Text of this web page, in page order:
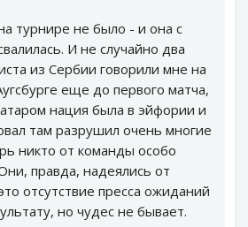
турнире не было - и она с
И не случайно два
из Сербии говорили мне на
еще до первого матча,
нация была в эйфории и
там разрушил очень многие
никто от команды особо
правда, надеялись от
отсутствие пресса ожиданий
но чудес не бывает.